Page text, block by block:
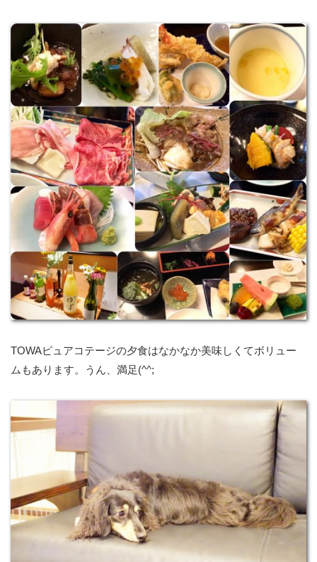
TOWAピュアコテージの夕食はなかなか美味しくてボリュー
ムもあります。うん、満足(^^;